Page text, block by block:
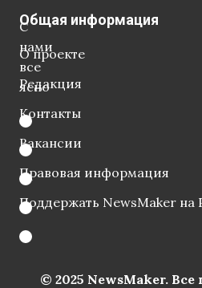
С
нами
все
ясно
Общая информация
О проекте
Редакция
Контакты
Вакансии
Правовая информация
Поддержать NewsMaker на
© 2025 NewsMaker.